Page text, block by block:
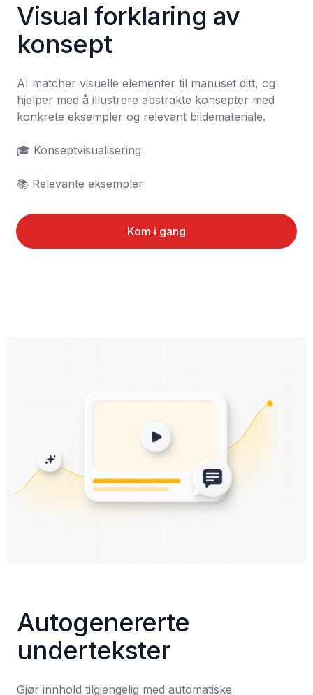
Visual forklaring av
konsept
AI matcher visuelle elementer til manuset ditt, og
hjelper med å illustrere abstrakte konsepter med
konkrete eksempler og relevant bildemateriale.
🎓 Konseptvisualisering
📚 Relevante eksempler
Kom i gang
Autogenererte
undertekster
Gjør innhold tilgjengelig med automatiske